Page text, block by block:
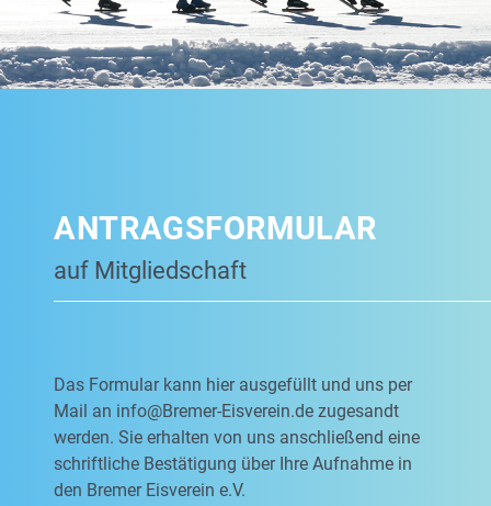
ANTRAGSFORMULAR
auf Mitgliedschaft
Das Formular kann hier ausgefüllt und uns per
Mail an info@Bremer-Eisverein.de zugesandt
werden. Sie erhalten von uns anschließend eine
schriftliche Bestätigung über Ihre Aufnahme in
den Bremer Eisverein e.V.